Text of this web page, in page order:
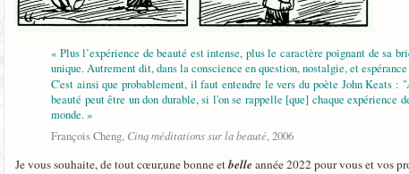
« Plus l’expérience de beauté est intense, plus le caractère poignant de sa
unique. Autrement dit, dans la conscience en question, nostalgie, et
C'est ainsi que probablement, il faut entendre le vers du poète John Keats : "
beauté peut être un don durable, si l'on se rappelle [que] chaque
monde. »
François Cheng, Cinq méditations sur la beauté, 2006
Je vous souhaite, de tout cœur,une bonne etbelleannée 2022 pour vous et vos